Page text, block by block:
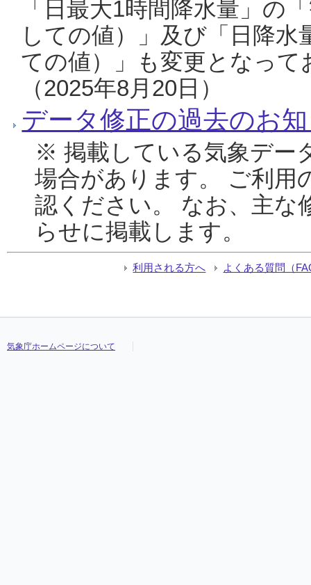
「日最大1時間降水量」の
しての値）」及び「日降
ての値）」も変更となっ
（2025年8月20日）
データ修正の過去のお
※ 掲載している気象デー
場合があります。 ご利用
認ください。 なお、主な
らせに掲載します。
利用される方へ よくある質問（
気象庁ホームページについて